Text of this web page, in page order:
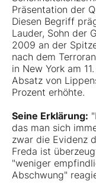
Kontakt
Präsentation der
Diesen Begriff
Lauder, Sohn der
2009 an der
nach dem
in New York am
Absatz von
Prozent erhöhte.
Seine Erklärung:
das man sich
zwar die Evidenz
Freda ist
"weniger
Abschwung"